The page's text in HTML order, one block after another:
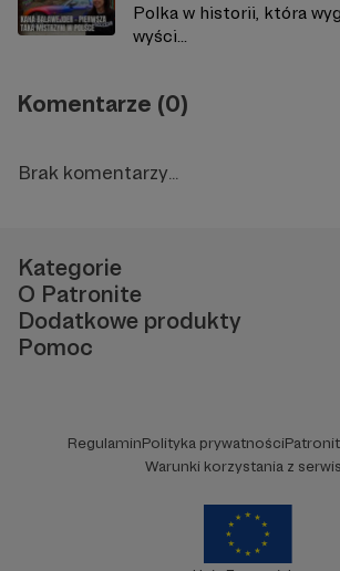
Polka w historii, która
wyści...
Komentarze (0)
Brak komentarzy...
Kategorie
O Patronite
Dodatkowe produkty
Pomoc
RegulaminPolityka prywatności
Warunki korzystania z